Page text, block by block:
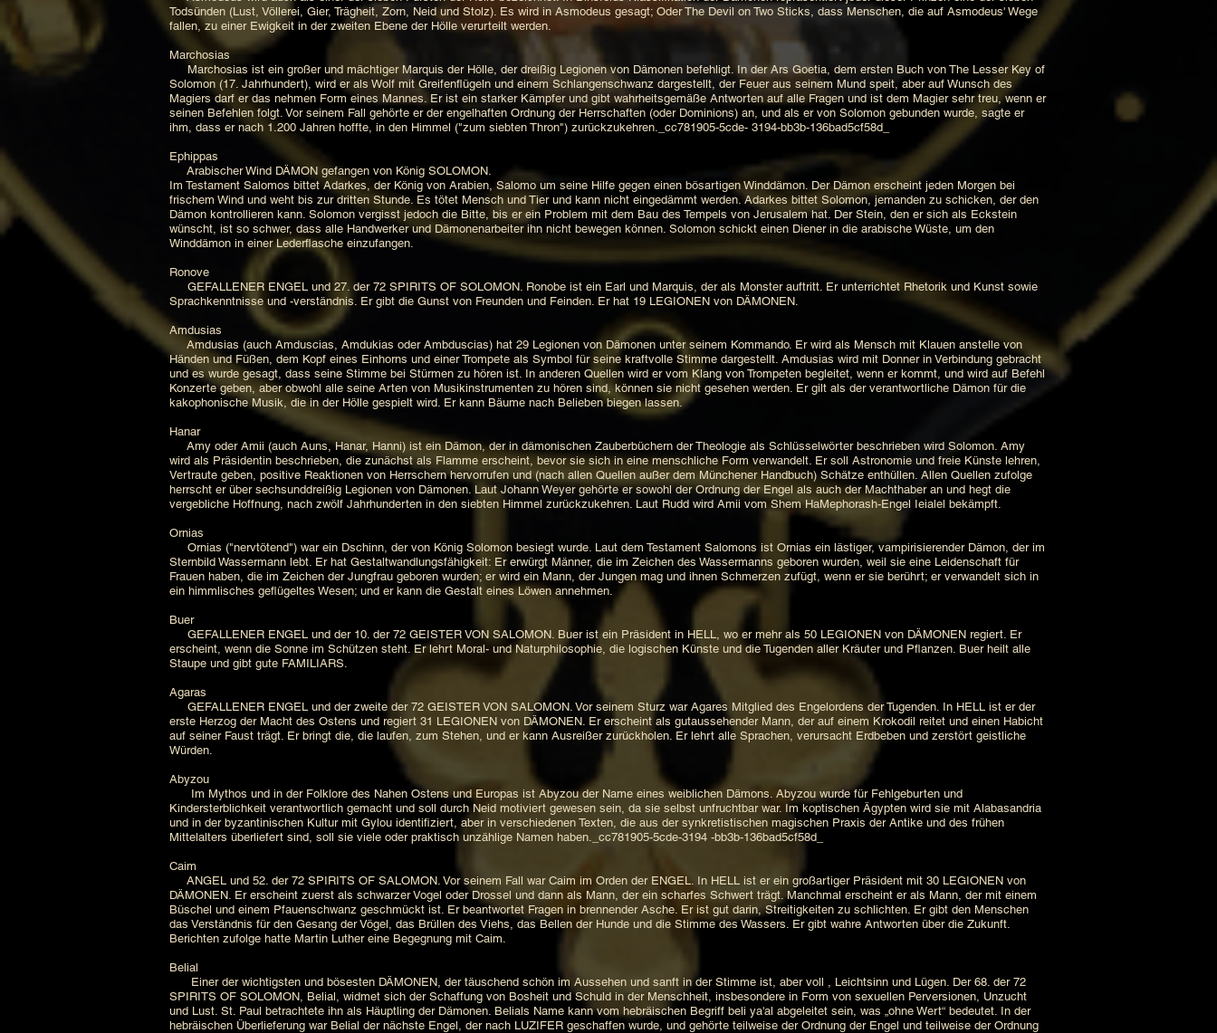
Todsünden (Lust, Völlerei, Gier, Trägheit, Zorn, Neid und Stolz). Es wird in Asmodeus gesagt; Oder The Devil on Two Sticks, dass Menschen, die auf Asmodeus' Wege
fallen, zu einer Ewigkeit in der zweiten Ebene der Hölle verurteilt werden.
Marchosias
Marchosias ist ein großer und mächtiger Marquis der Hölle, der dreißig Legionen von Dämonen befehligt. In der Ars Goetia, dem ersten Buch von The Lesser Key of
Solomon (17. Jahrhundert), wird er als Wolf mit Greifenflügeln und einem Schlangenschwanz dargestellt, der Feuer aus seinem Mund speit, aber auf Wunsch des
Magiers darf er das nehmen Form eines Mannes. Er ist ein starker Kämpfer und gibt wahrheitsgemäße Antworten auf alle Fragen und ist dem Magier sehr treu, wenn er
seinen Befehlen folgt. Vor seinem Fall gehörte er der engelhaften Ordnung der Herrschaften (oder Dominions) an, und als er von Solomon gebunden wurde, sagte er
ihm, dass er nach 1.200 Jahren hoffte, in den Himmel ("zum siebten Thron") zurückzukehren._cc781905-5cde- 3194-bb3b-136bad5cf58d_
Ephippas
Arabischer Wind DÄMON gefangen von König SOLOMON.
Im Testament Salomos bittet Adarkes, der König von Arabien, Salomo um seine Hilfe gegen einen bösartigen Winddämon. Der Dämon erscheint jeden Morgen bei
frischem Wind und weht bis zur dritten Stunde. Es tötet Mensch und Tier und kann nicht eingedämmt werden. Adarkes bittet Solomon, jemanden zu schicken, der den
Dämon kontrollieren kann. Solomon vergisst jedoch die Bitte, bis er ein Problem mit dem Bau des Tempels von Jerusalem hat. Der Stein, den er sich als Eckstein
wünscht, ist so schwer, dass alle Handwerker und Dämonenarbeiter ihn nicht bewegen können. Solomon schickt einen Diener in die arabische Wüste, um den
Winddämon in einer Lederflasche einzufangen.
Ronove
GEFALLENER ENGEL und 27. der 72 SPIRITS OF SOLOMON. Ronobe ist ein Earl und Marquis, der als Monster auftritt. Er unterrichtet Rhetorik und Kunst sowie
Sprachkenntnisse und -verständnis. Er gibt die Gunst von Freunden und Feinden. Er hat 19 LEGIONEN von DÄMONEN.
Amdusias
Amdusias (auch Amduscias, Amdukias oder Ambduscias) hat 29 Legionen von Dämonen unter seinem Kommando. Er wird als Mensch mit Klauen anstelle von
Händen und Füßen, dem Kopf eines Einhorns und einer Trompete als Symbol für seine kraftvolle Stimme dargestellt. Amdusias wird mit Donner in Verbindung gebracht
und es wurde gesagt, dass seine Stimme bei Stürmen zu hören ist. In anderen Quellen wird er vom Klang von Trompeten begleitet, wenn er kommt, und wird auf Befehl
Konzerte geben, aber obwohl alle seine Arten von Musikinstrumenten zu hören sind, können sie nicht gesehen werden. Er gilt als der verantwortliche Dämon für die
kakophonische Musik, die in der Hölle gespielt wird. Er kann Bäume nach Belieben biegen lassen.
Hanar
Amy oder Amii (auch Auns, Hanar, Hanni) ist ein Dämon, der in dämonischen Zauberbüchern der Theologie als Schlüsselwörter beschrieben wird Solomon. Amy
wird als Präsidentin beschrieben, die zunächst als Flamme erscheint, bevor sie sich in eine menschliche Form verwandelt. Er soll Astronomie und freie Künste lehren,
Vertraute geben, positive Reaktionen von Herrschern hervorrufen und (nach allen Quellen außer dem Münchener Handbuch) Schätze enthüllen. Allen Quellen zufolge
herrscht er über sechsunddreißig Legionen von Dämonen. Laut Johann Weyer gehörte er sowohl der Ordnung der Engel als auch der Machthaber an und hegt die
vergebliche Hoffnung, nach zwölf Jahrhunderten in den siebten Himmel zurückzukehren. Laut Rudd wird Amii vom Shem HaMephorash-Engel Ieialel bekämpft.
Ornias
Ornias ("nervtötend") war ein Dschinn, der von König Solomon besiegt wurde. Laut dem Testament Salomons ist Ornias ein lästiger, vampirisierender Dämon, der im
Sternbild Wassermann lebt. Er hat Gestaltwandlungsfähigkeit: Er erwürgt Männer, die im Zeichen des Wassermanns geboren wurden, weil sie eine Leidenschaft für
Frauen haben, die im Zeichen der Jungfrau geboren wurden; er wird ein Mann, der Jungen mag und ihnen Schmerzen zufügt, wenn er sie berührt; er verwandelt sich in
ein himmlisches geflügeltes Wesen; und er kann die Gestalt eines Löwen annehmen.
Buer
GEFALLENER ENGEL und der 10. der 72 GEISTER VON SALOMON. Buer ist ein Präsident in HELL, wo er mehr als 50 LEGIONEN von DÄMONEN regiert. Er
erscheint, wenn die Sonne im Schützen steht. Er lehrt Moral- und Naturphilosophie, die logischen Künste und die Tugenden aller Kräuter und Pflanzen. Buer heilt alle
Staupe und gibt gute FAMILIARS.
Agaras
GEFALLENER ENGEL und der zweite der 72 GEISTER VON SALOMON. Vor seinem Sturz war Agares Mitglied des Engelordens der Tugenden. In HELL ist er der
erste Herzog der Macht des Ostens und regiert 31 LEGIONEN von DÄMONEN. Er erscheint als gutaussehender Mann, der auf einem Krokodil reitet und einen Habicht
auf seiner Faust trägt. Er bringt die, die laufen, zum Stehen, und er kann Ausreißer zurückholen. Er lehrt alle Sprachen, verursacht Erdbeben und zerstört geistliche
Würden.
Abyzou
Im Mythos und in der Folklore des Nahen Ostens und Europas ist Abyzou der Name eines weiblichen Dämons. Abyzou wurde für Fehlgeburten und
Kindersterblichkeit verantwortlich gemacht und soll durch Neid motiviert gewesen sein, da sie selbst unfruchtbar war. Im koptischen Ägypten wird sie mit Alabasandria
und in der byzantinischen Kultur mit Gylou identifiziert, aber in verschiedenen Texten, die aus der synkretistischen magischen Praxis der Antike und des frühen
Mittelalters überliefert sind, soll sie viele oder praktisch unzählige Namen haben._cc781905-5cde-3194 -bb3b-136bad5cf58d_
Caim
ANGEL und 52. der 72 SPIRITS OF SALOMON. Vor seinem Fall war Caim im Orden der ENGEL. In HELL ist er ein großartiger Präsident mit 30 LEGIONEN von
DÄMONEN. Er erscheint zuerst als schwarzer Vogel oder Drossel und dann als Mann, der ein scharfes Schwert trägt. Manchmal erscheint er als Mann, der mit einem
Büschel und einem Pfauenschwanz geschmückt ist. Er beantwortet Fragen in brennender Asche. Er ist gut darin, Streitigkeiten zu schlichten. Er gibt den Menschen
das Verständnis für den Gesang der Vögel, das Brüllen des Viehs, das Bellen der Hunde und die Stimme des Wassers. Er gibt wahre Antworten über die Zukunft.
Berichten zufolge hatte Martin Luther eine Begegnung mit Caim.
Belial
Einer der wichtigsten und bösesten DÄMONEN, der täuschend schön im Aussehen und sanft in der Stimme ist, aber voll , Leichtsinn und Lügen. Der 68. der 72
SPIRITS OF SOLOMON, Belial, widmet sich der Schaffung von Bosheit und Schuld in der Menschheit, insbesondere in Form von sexuellen Perversionen, Unzucht
und Lust. St. Paul betrachtete ihn als Häuptling der Dämonen. Belials Name kann vom hebräischen Begriff beli ya'al abgeleitet sein, was „ohne Wert“ bedeutet. In der
hebräischen Überlieferung war Belial der nächste Engel, der nach LUZIFER geschaffen wurde, und gehörte teilweise der Ordnung der Engel und teilweise der Ordnung